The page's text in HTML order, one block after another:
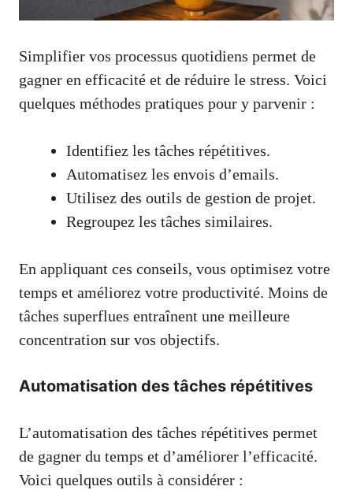
Simplifier vos processus quotidiens permet de
gagner en efficacité et de réduire le stress. Voici
quelques méthodes pratiques pour y parvenir :
Identifiez les tâches répétitives.
Automatisez les envois d’emails.
Utilisez des outils de gestion de projet.
Regroupez les tâches similaires.
En appliquant ces conseils, vous optimisez votre
temps et améliorez votre productivité. Moins de
tâches superflues entraînent une meilleure
concentration sur vos objectifs.
Automatisation des tâches répétitives
L’automatisation des tâches répétitives permet
de gagner du temps et d’améliorer l’efficacité.
Voici quelques outils à considérer :